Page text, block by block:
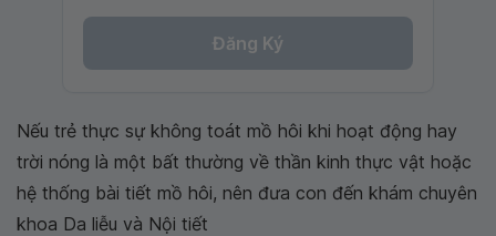
Đăng Ký
Nếu trẻ thực sự không toát mồ hôi khi hoạt động hay
trời nóng là một bất thường về thần kinh thực vật hoặc
hệ thống bài tiết mồ hôi, nên đưa con đến khám chuyên
khoa Da liễu và Nội tiết